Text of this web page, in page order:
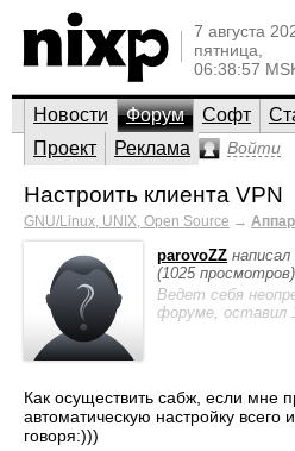
7 августа
пятница,
06:38:57
Новости Форум Софт
Проект
Реклама Войти
Настроить клиента VPN
GNU/Linux, UNIX, Open Source →
parovoZZ написал
(1025 просмотров)
Ведет себя
форуме, оставил
Как осуществить сабж, если мне
автоматическую настройку всего
говоря:)))